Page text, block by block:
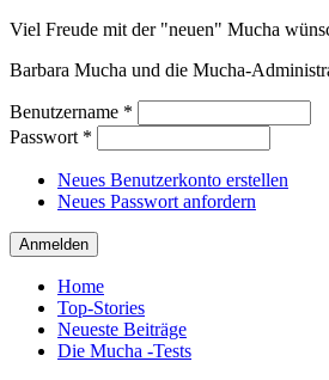
Viel Freude mit der "neuen" Mucha
Barbara Mucha und die Mucha-
Benutzername *
Passwort *
Neues Benutzerkonto erstellen
Neues Passwort anfordern
Home
Top-Stories
Neueste Beiträge
Die Mucha -Tests